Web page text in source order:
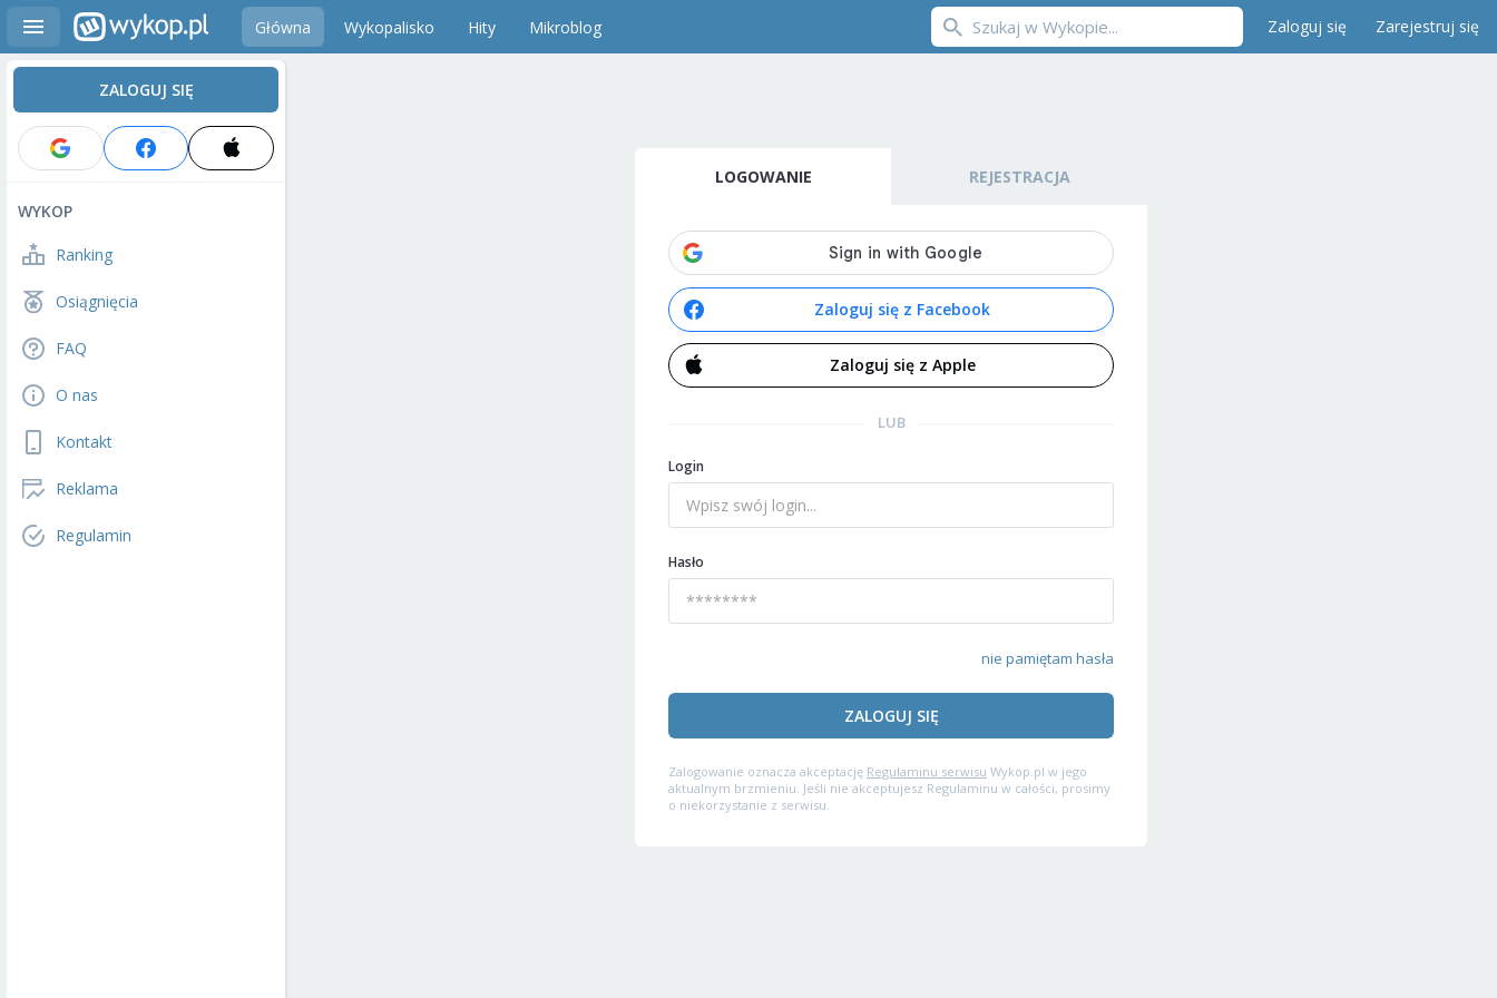
Główna Wykopalisko Hity Mikroblog Zaloguj się Zarejestruj się
ZALOGUJ SIĘ
WYKOP
Ranking
Osiągnięcia
FAQ
O nas
Kontakt
Reklama
Regulamin
LOGOWANIE REJESTRACJA
Zaloguj się z Facebook
Zaloguj się z Apple
LUB
Login
Hasło
nie pamiętam hasła
ZALOGUJ SIĘ
Zalogowanie oznacza akceptację Regulaminu serwisu Wykop.pl w jego
aktualnym brzmieniu. Jeśli nie akceptujesz Regulaminu w całości, prosimy
o niekorzystanie z serwisu.